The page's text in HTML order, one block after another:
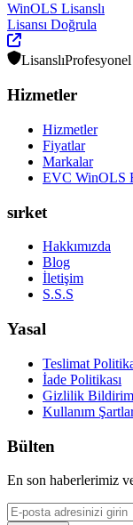
WinOLS Lisanslı
Lisansı Doğrula
LisanslıProfesyonel
Hizmetler
Hizmetler
Fiyatlar
Markalar
EVC WinOLS
sırket
Hakkımızda
Blog
İletişim
S.S.S
Yasal
Teslimat
İade Politikası
Gizlilik
Kullanım
Bülten
En son haberlerimiz